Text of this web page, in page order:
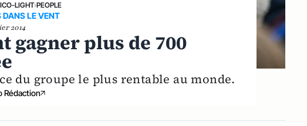
LIGHT›PEOPLE
DANS LE VENT
2014
gagner plus de 700
du groupe le plus rentable au monde.
Rédaction